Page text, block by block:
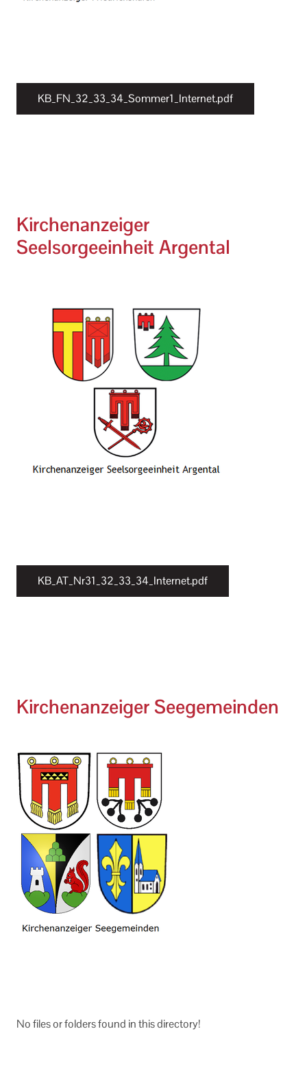
KB_FN_32_33_34_Sommer1_Internet.pdf
Kirchenanzeiger
Seelsorgeeinheit Argental
KB_AT_Nr31_32_33_34_Internet.pdf
Kirchenanzeiger Seegemeinden
No files or folders found in this directory!